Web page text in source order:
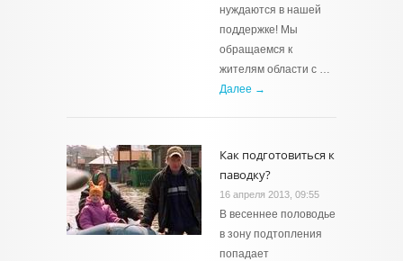
нуждаются в нашей
поддержке! Мы
обращаемся к
жителям области с …
Далее →
Как подготовиться к
паводку?
16 апреля 2013, 09:55
В весеннее половодье
в зону подтопления
попадает